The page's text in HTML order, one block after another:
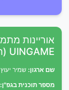
אוריינות
UINGAME (חינוך פיננסי)
שם ארגון: שמיר
מספר תוכנית בגפ"ן: